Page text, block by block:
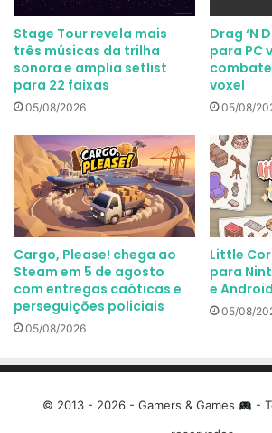
Stage Tour revela mais
três músicas da trilha
sonora e amplia setlist
para 22 faixas
05/08/2026
Drag ‘N
para PC
voxel
05/08/
Cargo, Please! chega ao
Steam em 5 de agosto
com entregas caóticas e
perseguições policiais
05/08/2026
Little
para
e Android
05/08/
© 2013 - 2026 - Gamers & Games
-